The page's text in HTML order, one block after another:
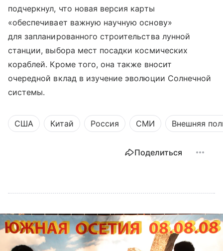
подчеркнул, что новая версия карты
«обеспечивает важную научную основу»
для запланированного строительства лунной
станции, выбора мест посадки космических
кораблей. Кроме того, она также вносит
очередной вклад в изучение эволюции Солнечной
системы.
США Китай Россия СМИ Внешняя
Поделиться